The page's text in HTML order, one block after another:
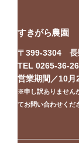
すきがら農園
〒399-3304 長
TEL 0265-36-
営業期間／10月
※申し訳ありません
てお問い合わせくだ